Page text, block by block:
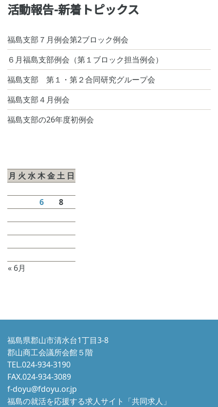
活動報告-新着トピックス
福島支部７月例会第2ブロック例会
６月福島支部例会（第１ブロック担当例会）
福島支部 第１・第２合同研究グループ会
福島支部４月例会
福島支部の26年度初例会
月 火 水木金土 日
« 6月
6 8
福島県郡山市清水台1丁目3-8
郡山商工会議所会館５階
TEL.024-934-3190
FAX.024-934-3089
f-doyu@fdoyu.or.jp
福島の就活を応援する求人サイト「共同求人」